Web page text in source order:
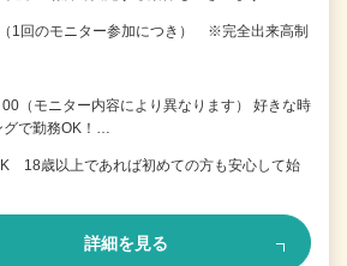
1回のモニター参加につき） ※完全出来高制
（モニター内容により異なります） 好きな時
グで勤務OK！…
18歳以上であれば初めての方も安心して始
詳細を見る